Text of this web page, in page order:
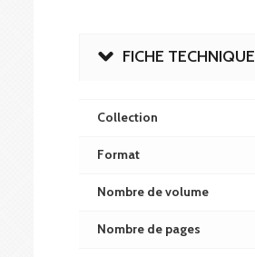
FICHE TECHNIQUE
Collection
Format
Nombre de volume
Nombre de pages